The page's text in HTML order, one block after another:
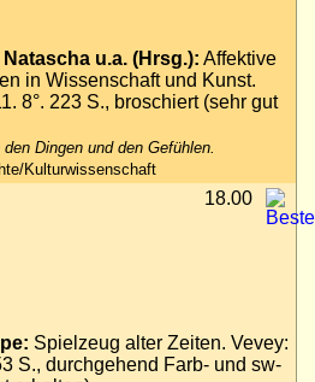
u.a. (Hrsg.): Affektive
in Wissenschaft und Kunst.
8°. 223 S., broschiert (sehr gut
Dingen und den Gefühlen.
Kulturwissenschaft
Spielzeug alter Zeiten. Vevey:
S., durchgehend Farb- und sw-
18.00